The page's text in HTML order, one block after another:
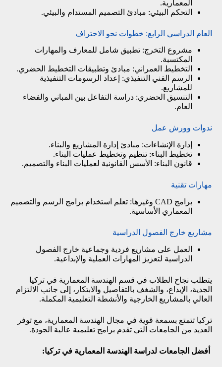
المعمارية.
التحكم البيئي: مبادئ التصميم المستدام والبيئي.
العام الدراسي الرابع: خطوات نحو الاحتراف
مشروع التخرج: تطبيق شامل للمعارف والمهارات
المكتسبة.
التخطيط العمراني: مبادئ وتطبيقات التخطيط الحضري.
الرسم الفني التنفيذي: إعداد الرسومات التنفيذية
للمشاريع.
التنسيق الحضري: دراسة التفاعل بين المباني والفضاء
العام.
ندوات وورش عمل
إدارة الإنشاءات: مبادئ إدارة المشاريع والبناء.
تخطيط البناء: تنظيم وتخطيط عمليات البناء.
قانون البناء: الأسس القانونية لعمليات البناء والتصميم.
مهارات تقنية
برامج CAD وغيرها: تعلم استخدام برامج الرسم والتصميم
المعماري الأساسية.
مشاريع خارج الفصول الدراسية
العمل على مشاريع فردية وجماعية خارج الفصول
الدراسية لتعزيز المهارات العملية والإبداعية.
يتطلب نجاح الطلاب في قسم الهندسة المعمارية في تركيا
الجدية، الإبداع، والشغف بالتفاصيل والابتكار، إلى جانب الالتزام
العالي بالمشاريع الخارجية والأنشطة التعليمية المكملة.
تركيا تتمتع بسمعة قوية في مجال الهندسة المعمارية، مع توفر
العديد من الجامعات التي تقدم برامج تعليمية عالية الجودة.
أفضل الجامعات لدراسة الهندسة المعمارية في تركيا: